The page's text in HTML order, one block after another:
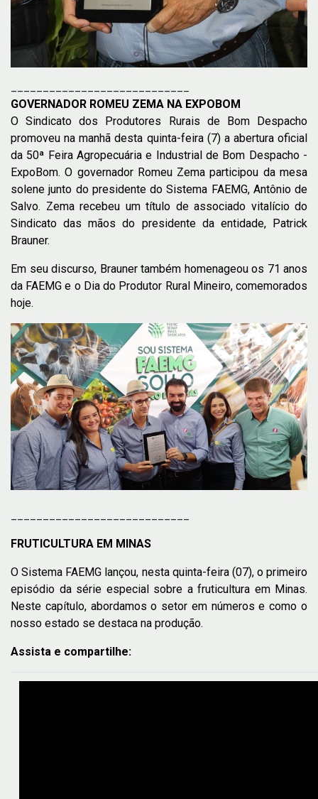
GOVERNADOR ROMEU ZEMA NA EXPOBOM
O Sindicato dos Produtores Rurais de Bom Despacho
promoveu na manhã desta quinta-feira (7) a abertura oficial
da 50ª Feira Agropecuária e Industrial de Bom Despacho -
ExpoBom. O governador Romeu Zema participou da mesa
solene junto do presidente do Sistema FAEMG, Antônio de
Salvo. Zema recebeu um título de associado vitalício do
Sindicato das mãos do presidente da entidade, Patrick
Brauner.
Em seu discurso, Brauner também homenageou os 71 anos
da FAEMG e o Dia do Produtor Rural Mineiro, comemorados
hoje.
FRUTICULTURA EM MINAS
O Sistema FAEMG lançou, nesta quinta-feira (07), o primeiro
episódio da série especial sobre a fruticultura em Minas.
Neste capítulo, abordamos o setor em números e como o
nosso estado se destaca na produção.
Assista e compartilhe: